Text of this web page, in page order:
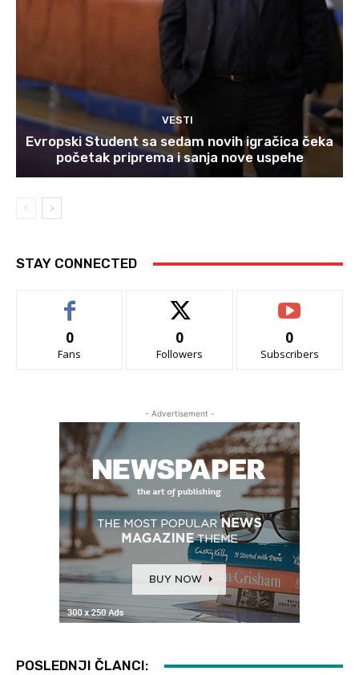
VESTI
Evropski Student sa sedam novih igračica čeka
početak priprema i sanja nove uspehe
STAY CONNECTED
0
Fans
0
Followers
0
Subscribers
- Advertisement -
POSLEDNJI ČLANCI: